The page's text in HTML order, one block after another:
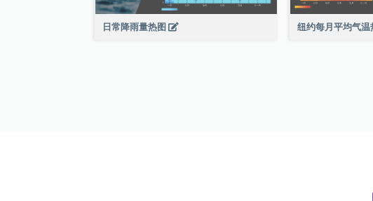
日常降雨量热图 纽约每月平均气温